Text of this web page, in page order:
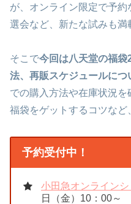
が、オンライン限定で予
選会など、新たな試みも満
そこで今回は八天堂の福
法、再販スケジュールにつ
での購入方法や在庫状況
福袋をゲットするコツなど
予約受付中！
小田急オンライン
日（金）10：00～